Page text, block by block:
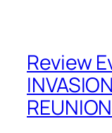
Review